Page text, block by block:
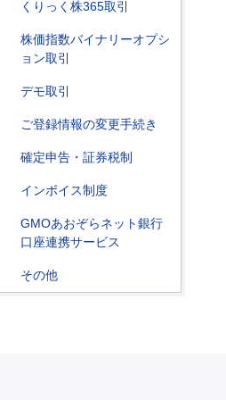
くりっく株365取引
株価指数バイナリーオプシ
ョン取引
デモ取引
ご登録情報の変更手続き
確定申告・証券税制
インボイス制度
GMOあおぞらネット銀行
口座連携サービス
その他